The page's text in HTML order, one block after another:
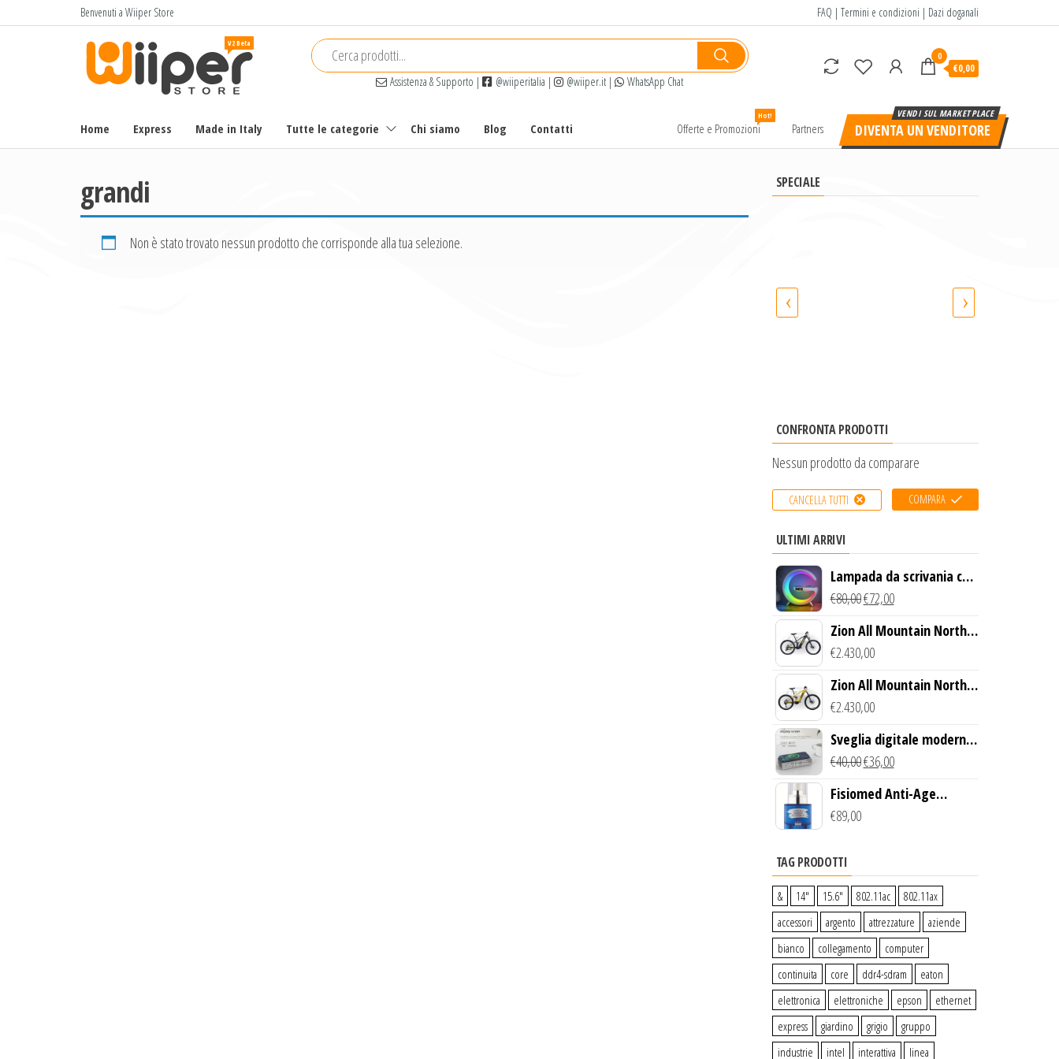
e
Benvenuti a Wiiper Store FAQ | Termini e condizioni | Dazi doganali
Wiiper
a basso
prezzo
Assistenza & Supporto | @wiiperitalia | @wiiper.it | WhatsApp Chat
0
€0,00
Home Express Made in Italy Tutte le categorie Chi siamo Blog Contatti Offerte e Promozioni
Hot!
Partners DIVENTA UN VENDITORE
grandi
Non è stato trovato nessun prodotto che corrisponde alla tua selezione.
SPECIALE
‹ ›
CONFRONTA PRODOTTI
Nessun prodotto da comparare
CANCELLA TUTTI COMPARA
ULTIMI ARRIVI
Lampada da scrivania con
luce LED e ricarica
wireless
€80,00€72,00
Zion All Mountain North
Creek Bike (Nero)
€2.430,00
Zion All Mountain North
Creek Bike (Giallo)
€2.430,00
Sveglia digitale moderna
con Caricabatterie
Wireless Qi
€40,00€36,00
Fisiomed Anti-Age
Defense Face Serum
€89,00
TAG PRODOTTI
& 14″ 15.6″ 802.11ac
802.11ax
accessori
argento attrezzature
aziende
bianco
collegamento
computer
continuita
core ddr4-sdram
eaton
elettronica
elettroniche epson
ethernet
express
giardino grigio
gruppo
industrie
intel interattiva linea